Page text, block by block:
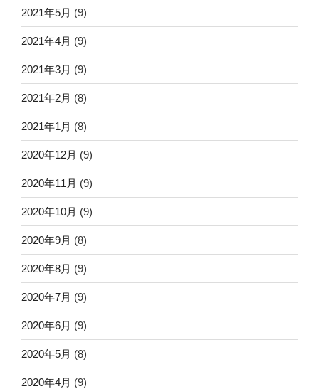
2021年5月 (9)
2021年4月 (9)
2021年3月 (9)
2021年2月 (8)
2021年1月 (8)
2020年12月 (9)
2020年11月 (9)
2020年10月 (9)
2020年9月 (8)
2020年8月 (9)
2020年7月 (9)
2020年6月 (9)
2020年5月 (8)
2020年4月 (9)